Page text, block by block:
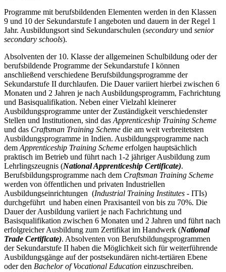
Programme mit berufsbildenden Elementen werden in den Klassen
9 und 10 der Sekundarstufe I angeboten und dauern in der Regel 1
Jahr. Ausbildungsort sind Sekundarschulen (secondary und senior
secondary schools).
Absolventen der 10. Klasse der allgemeinen Schulbildung oder der
berufsbildende Programme der Sekundarstufe I können
anschließend verschiedene Berufsbildungsprogramme der
Sekundarstufe II durchlaufen. Die Dauer variiert hierbei zwischen 6
Monaten und 2 Jahren je nach Ausbildungsprogramm, Fachrichtung
und Basisqualifikation. Neben einer Vielzahl kleinerer
Ausbildungsprogramme unter der Zuständigkeit verschiedenster
Stellen und Institutionen, sind das Apprenticeship Training Scheme
und das Craftsman Training Scheme die am weit verbreitetsten
Ausbildungsprogramme in Indien. Ausbildungsprogramme nach
dem Apprenticeship Training Scheme erfolgen hauptsächlich
praktisch im Betrieb und führt nach 1-2 jähriger Ausbildung zum
Lehrlingszeugnis (National Apprenticeship Certificate).
Berufsbildungsprogramme nach dem Craftsman Training Scheme
werden von öffentlichen und privaten Industriellen
Ausbildungseinrichtungen (Industrial Training Institutes - ITIs)
durchgeführt und haben einen Praxisanteil von bis zu 70%. Die
Dauer der Ausbildung variiert je nach Fachrichtung und
Basisqualifikation zwischen 6 Monaten und 2 Jahren und führt nach
erfolgreicher Ausbildung zum Zertifikat im Handwerk (National
Trade Certificate). Absolventen von Berufsbildungsprogrammen
der Sekundarstufe II haben die Möglichkeit sich für weiterführende
Ausbildungsgänge auf der postsekundären nicht-tertiären Ebene
oder den Bachelor of Vocational Education einzuschreiben.